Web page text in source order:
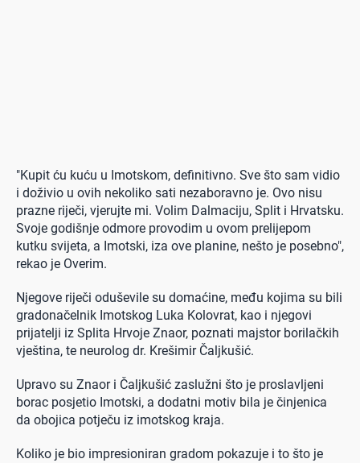
"Kupit ću kuću u Imotskom, definitivno. Sve što sam vidio
i doživio u ovih nekoliko sati nezaboravno je. Ovo nisu
prazne riječi, vjerujte mi. Volim Dalmaciju, Split i Hrvatsku.
Svoje godišnje odmore provodim u ovom prelijepom
kutku svijeta, a Imotski, iza ove planine, nešto je posebno",
rekao je Overim.
Njegove riječi oduševile su domaćine, među kojima su bili
gradonačelnik Imotskog Luka Kolovrat, kao i njegovi
prijatelji iz Splita Hrvoje Znaor, poznati majstor borilačkih
vještina, te neurolog dr. Krešimir Čaljkušić.
Upravo su Znaor i Čaljkušić zaslužni što je proslavljeni
borac posjetio Imotski, a dodatni motiv bila je činjenica
da obojica potječu iz imotskog kraja.
Koliko je bio impresioniran gradom pokazuje i to što je